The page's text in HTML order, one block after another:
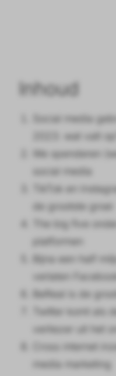
Inhoud
Social media
2023: wat valt op?
We spenderen
social media
TikTok en
de grootste groei
The big five
platformen
Bijna een half
verlaten Facebook
BeReal is de
Twitter komt als
verliezer uit het
Cross internet
media marketing